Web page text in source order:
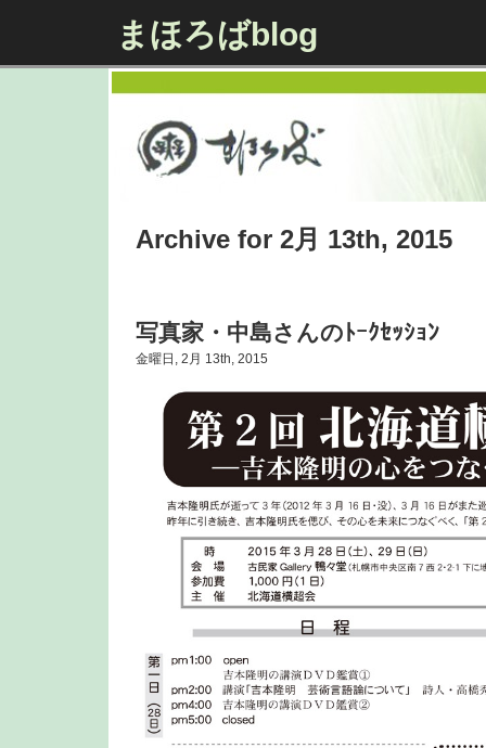
まほろばblog
Archive for 2月 13th, 2015
写真家・中島さんのﾄｰｸｾｯｼｮﾝ
金曜日, 2月 13th, 2015